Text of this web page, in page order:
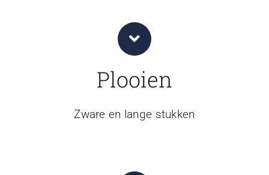
Plooien
Zware en lange stukken